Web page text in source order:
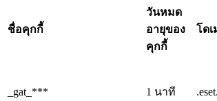
ชื่อคุกกี้
วันหมด
อายุของ
คุกกี้
โด
_gat_*** 1 นาที